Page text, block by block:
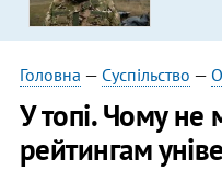
Головна — Суспільство —
У топі. Чому не
рейтингам